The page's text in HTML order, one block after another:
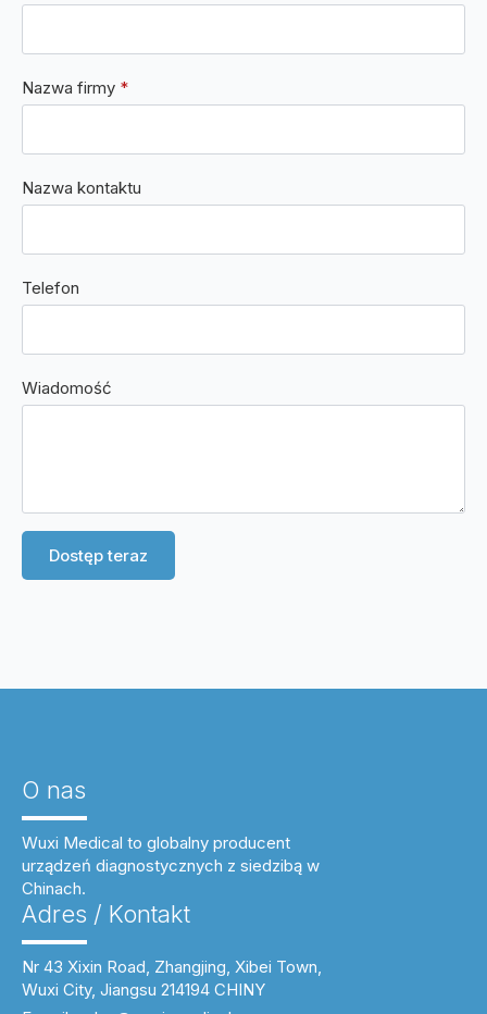
Nazwa firmy *
Nazwa kontaktu
Telefon
Wiadomość
Dostęp teraz
O nas
Wuxi Medical to globalny producent
urządzeń diagnostycznych z siedzibą w
Chinach.
Adres / Kontakt
Nr 43 Xixin Road, Zhangjing, Xibei Town,
Wuxi City, Jiangsu 214194 CHINY